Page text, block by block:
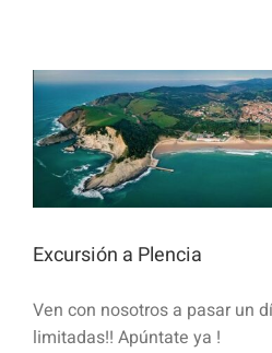
Excursión a Plencia
Ven con nosotros a pasar un
limitadas!! Apúntate ya !